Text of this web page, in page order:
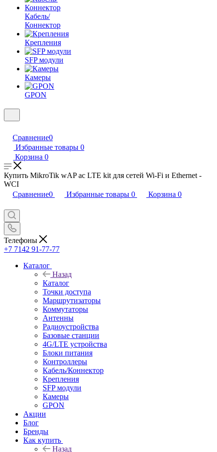
Кабель/
Коннектор
Крепления
SFP модули
Камеры
GPON
Сравнение0
Избранные товары 0
Корзина 0
Купить MikroTik wAP ac LTE kit для сетей Wi-Fi и Ethernet -
WCI
Сравнение0 Избранные товары 0 Корзина 0
Телефоны
+7 7142 91-77-77
Каталог
Назад
Каталог
Точки доступа
Маршрутизаторы
Коммутаторы
Антенны
Радиоустройства
Базовые станции
4G/LTE устройства
Блоки питания
Контроллеры
Кабель/Коннектор
Крепления
SFP модули
Камеры
GPON
Акции
Блог
Бренды
Как купить
Назад